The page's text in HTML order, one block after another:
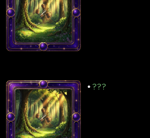
•???